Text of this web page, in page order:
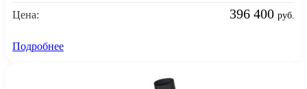
Цена: 396 400 руб.
Подробнее